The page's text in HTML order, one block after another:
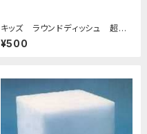
キッズ ラウンドディッシュ 超特
急イエロー
¥500